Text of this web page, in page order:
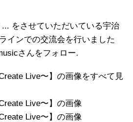
をさせていただいている宇治
インでの交流会を行いました
さんをフォロー.
Live〜】の画像をすべて見
Live〜】の画像
Live〜】の画像